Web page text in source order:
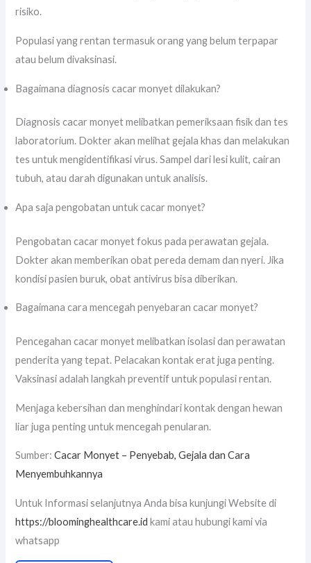
risiko.
Populasi yang rentan termasuk orang yang belum terpapar
atau belum divaksinasi.
Bagaimana diagnosis cacar monyet dilakukan?
Diagnosis cacar monyet melibatkan pemeriksaan fisik dan tes
laboratorium. Dokter akan melihat gejala khas dan melakukan
tes untuk mengidentifikasi virus. Sampel dari lesi kulit, cairan
tubuh, atau darah digunakan untuk analisis.
Apa saja pengobatan untuk cacar monyet?
Pengobatan cacar monyet fokus pada perawatan gejala.
Dokter akan memberikan obat pereda demam dan nyeri. Jika
kondisi pasien buruk, obat antivirus bisa diberikan.
Bagaimana cara mencegah penyebaran cacar monyet?
Pencegahan cacar monyet melibatkan isolasi dan perawatan
penderita yang tepat. Pelacakan kontak erat juga penting.
Vaksinasi adalah langkah preventif untuk populasi rentan.
Menjaga kebersihan dan menghindari kontak dengan hewan
liar juga penting untuk mencegah penularan.
Sumber:Cacar Monyet – Penyebab, Gejala dan Cara
Menyembuhkannya
Untuk Informasi selanjutnya Anda bisa kunjungi Website di
https://bloominghealthcare.id kami atau hubungi kami via
whatsapp